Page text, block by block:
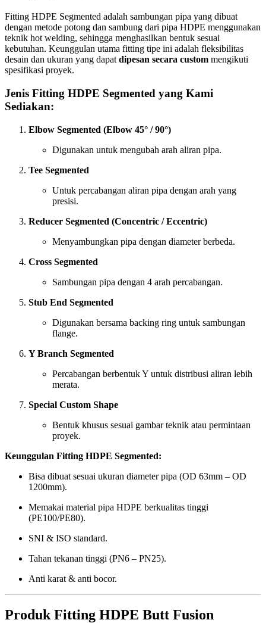
Fitting HDPE Segmented adalah sambungan pipa yang dibuat
dengan metode potong dan sambung dari pipa HDPE menggunakan
teknik hot welding, sehingga menghasilkan bentuk sesuai
kebutuhan. Keunggulan utama fitting tipe ini adalah fleksibilitas
desain dan ukuran yang dapatdipesan secara custom mengikuti
spesifikasi proyek.
Jenis Fitting HDPE Segmented yang Kami
Sediakan:
Elbow Segmented (Elbow 45° / 90°)
Digunakan untuk mengubah arah aliran pipa.
Tee Segmented
Untuk percabangan aliran pipa dengan arah yang
presisi.
Reducer Segmented (Concentric / Eccentric)
Menyambungkan pipa dengan diameter berbeda.
Cross Segmented
Sambungan pipa dengan 4 arah percabangan.
Stub End Segmented
Digunakan bersama backing ring untuk sambungan
flange.
Y Branch Segmented
Percabangan berbentuk Y untuk distribusi aliran lebih
merata.
Special Custom Shape
Bentuk khusus sesuai gambar teknik atau permintaan
proyek.
Keunggulan Fitting HDPE Segmented:
Bisa dibuat sesuai ukuran diameter pipa (OD 63mm – OD
1200mm).
Memakai material pipa HDPE berkualitas tinggi
(PE100/PE80).
SNI & ISO standard.
Tahan tekanan tinggi (PN6 – PN25).
Anti karat & anti bocor.
Produk Fitting HDPE Butt Fusion